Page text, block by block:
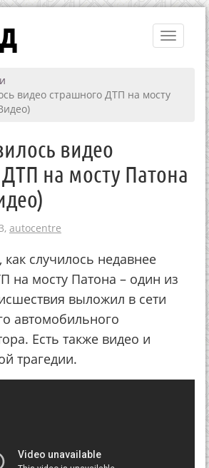
Toggle
видео страшного ДТП на мосту
видео
на мосту Патона
autocentre
как случилось недавнее
на мосту Патона – один из
выложил в сети
автомобильного
Есть также видео и
трагедии.